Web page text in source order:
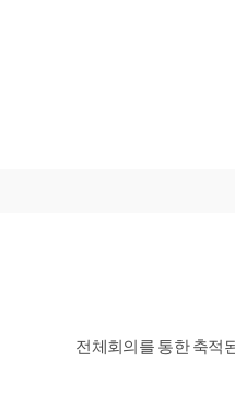
전체회의를 통한 축적